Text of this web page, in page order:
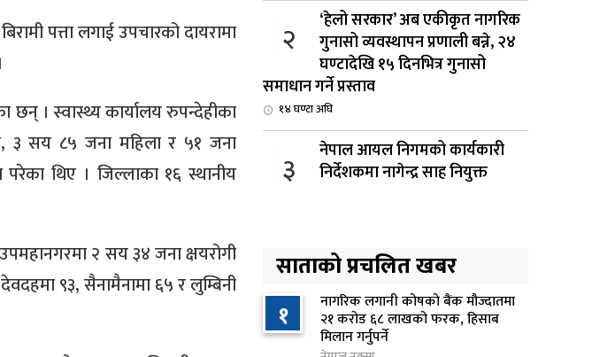
पत्ता लगाई उपचारको दायरामा
छन् । स्वास्थ्य कार्यालय रुपन्देहीका
सय ८५ जना महिला र ५१ जना
थिए । जिल्लाका १६ स्थानीय
२ सय ३४ जना क्षयरोगी
९३, सैनामैनामा ६५ र लुम्बिनी
२
‘हेलो सरकार’ अब एकीकृत नागरिक
गुनासो व्यवस्थापन प्रणाली बन्ने, २४
घण्टादेखि १५ दिनभित्र गुनासो
समाधान गर्ने प्रस्ताव
१४ घण्टा अघि
३
नेपाल आयल निगमको कार्यकारी
निर्देशकमा नागेन्द्र साह नियुक्त
४
प्राथमिकता दिँदै त्रिभुवन
विश्वविद्यालयले नयाँ नीति तथा
कार्यक्रम ल्याउने
१६ घण्टा अघि
साताको प्रचलित खबर
१ नागरिक लगानी कोषको बैंक मौज्दातमा
२१ करोड ६८ लाखको फरक, हिसाब
मिलान गर्नुपर्ने